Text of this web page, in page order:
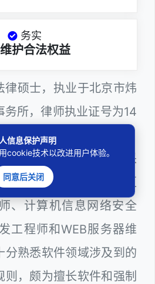
务实
护合法权益
律硕士，执业于北京市炜
务所，律师执业证号为14
。邓杰律师现（或曾）
府听证员、深圳市政府采
类），曾担任深圳市某区
、计算机信息网络安全
工程师和WEB服务器维
分熟悉软件领域涉及到的
则，颇为擅长软件和强制
信息保护声明
cookie技术以改进用户体验。
同意后关闭